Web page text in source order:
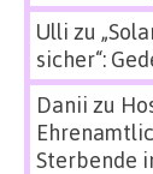
Ulli zu
sicher“:
Danii zu
Sterbende